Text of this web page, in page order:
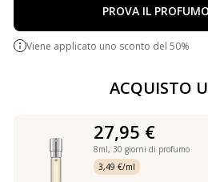
PROVA IL
Viene applicato uno sconto del 50%
ACQUISTO
27,95 €
8ml, 30 giorni di profumo
3,49 €/ml